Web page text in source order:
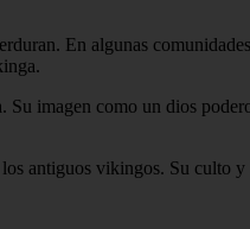
En algunas
imagen como un dios
antiguos vikingos. Su culto